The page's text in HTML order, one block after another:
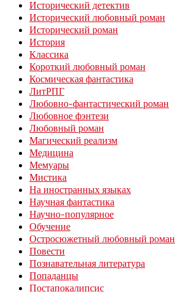
Исторический детектив
Исторический любовный роман
Исторический роман
История
Классика
Короткий любовный роман
Космическая фантастика
ЛитРПГ
Любовно-фантастический роман
Любовное фэнтези
Любовный роман
Магический реализм
Медицина
Мемуары
Мистика
На иностранных языках
Научная фантастика
Научно-популярное
Обучение
Остросюжетный любовный роман
Повести
Познавательная литература
Попаданцы
Постапокалипсис